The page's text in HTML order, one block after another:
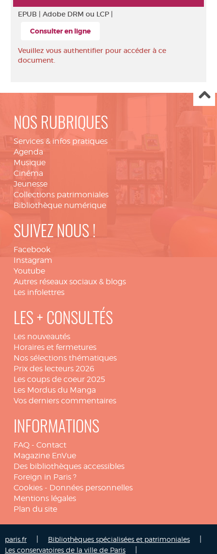
EPUB | Adobe DRM ou LCP |
Consulter en ligne
Veuillez vous authentifier pour accéder à ce
document.
NOS RUBRIQUES
Services & infos pratiques
Agenda
Musique
Cinéma
Jeunesse
Collections patrimoniales
Bibliothèque numérique
SUIVEZ NOUS !
Facebook
Instagram
Youtube
Autres réseaux sociaux & blogs
Les infolettres
LES + CONSULTÉS
Les nouveautés
Horaires et fermetures
Nos sélections thématiques
Prix des lecteurs 2026
Les coups de coeur 2025
Les Mordus du Manga
Vos derniers commentaires
INFORMATIONS
FAQ - Contact
Magazine EnVue
Des bibliothèques accessibles
Foreign in Paris ?
Cookies - Données personnelles
Mentions légales
Plan du site
paris.fr Bibliothèques spécialisées et patrimoniales
Les conservatoires de la ville de Paris